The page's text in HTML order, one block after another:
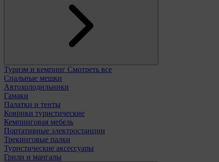
Туризм и кемпинг Смотреть все
Спальные мешки
Автохолодильники
Гамаки
Палатки и тенты
Коврики туристические
Кемпинговая мебель
Портативные электростанции
Трекинговые палки
Туристические аксессуары
Грили и мангалы